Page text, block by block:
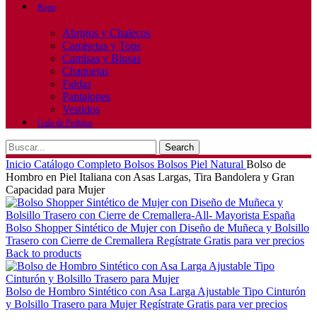
Ropa
Abrigos y Chalecos
Camisetas y Tops
Camisas y Blusas
Chaquetas
Faldas
Pantalones
Vestidos
Guía de Pedidos
Search
Inicio Catálogo Completo Bolsos Bolsos Piel Natural Bolso de
Hombro en Piel Italiana con Asas Largas, Tira Bandolera y Gran
Capacidad para Mujer
Bolso Shopper Sintético de Mujer con Diseño de Muñeca y Bolsillo
Trasero con Cierre de Cremallera Regístrate Gratis para ver precios
Back to products
Bolso de Hombro Sintético con Asa Larga Ajustable Tipo Cinturón
y Bolsillo Trasero para MujerRegístrate Gratis para ver precios